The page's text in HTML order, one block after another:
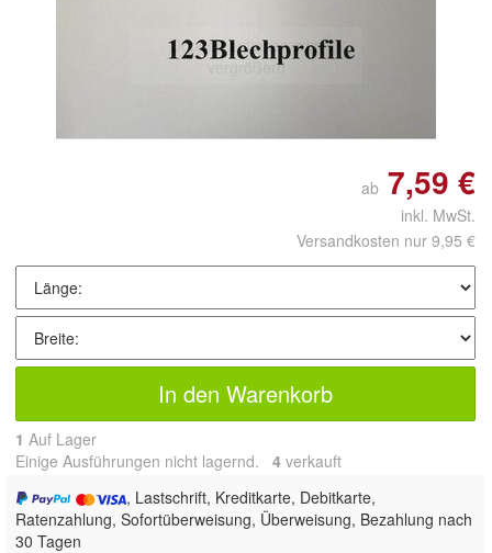
Doppelt antippen zum
vergrößern
ab 7,59 €
inkl. MwSt.
Versandkosten nur 9,95 €
In den Warenkorb
1 Auf Lager
Einige Ausführungen nicht lagernd. 4 verkauft
, Lastschrift, Kreditkarte, Debitkarte,
Ratenzahlung, Sofortüberweisung, Überweisung, Bezahlung nach
30 Tagen